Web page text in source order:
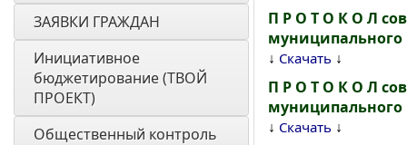
ЗАЯВКИ ГРАЖДАН
Инициативное
бюджетирование (ТВОЙ
ПРОЕКТ)
Общественный контроль
П Р О Т О К О Л
муниципального
↓ Скачать ↓
П Р О Т О К О Л
муниципального
↓ Скачать ↓